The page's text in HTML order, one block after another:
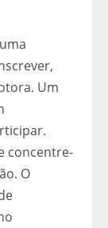
Um
concentre-
O